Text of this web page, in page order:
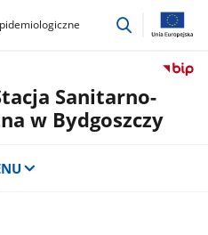
przejdź
Sanitarno-
w Bydgoszczy